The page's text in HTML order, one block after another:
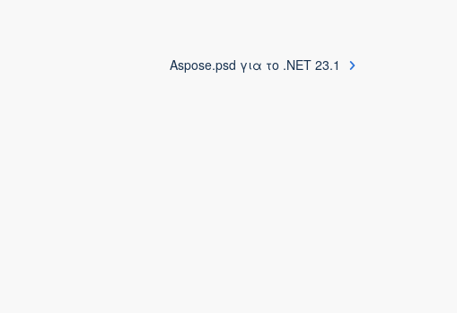
Aspose.psd για το .NET 23.1